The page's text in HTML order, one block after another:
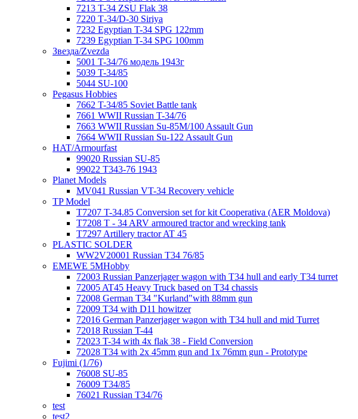
7213 T-34 ZSU Flak 38
7220 Т-34/D-30 Siriya
7232 Egyptian T-34 SPG 122mm
7239 Egyptian T-34 SPG 100mm
Звезда/Zvezda
5001 T-34/76 модель 1943г
5039 T-34/85
5044 SU-100
Pegasus Hobbies
7662 T-34/85 Soviet Battle tank
7661 WWII Russian T-34/76
7663 WWII Russian Su-85M/100 Assault Gun
7664 WWII Russian Su-122 Assault Gun
HAT/Armourfast
99020 Russian SU-85
99022 T343-76 1943
Planet Models
MV041 Russian VT-34 Recovery vehicle
TP Model
T7207 T-34.85 Conversion set for kit Cooperativa (AER Moldova)
T7208 T - 34 ARV armoured tractor and wrecking tank
T7297 Artillery tractor AT 45
PLASTIC SOLDER
WW2V20001 Russian T34 76/85
EMEWE 5MHobby
72003 Russian Panzerjager wagon with T34 hull and early T34 turret
72005 AT45 Heavy Truck based on T34 chassis
72008 German T34 "Kurland"with 88mm gun
72009 T34 with D11 howitzer
72016 German Panzerjager wagon with T34 hull and mid Turret
72018 Russian T-44
72023 T-34 with 4x flak 38 - Field Conversion
72028 T34 with 2x 45mm gun and 1x 76mm gun - Prototype
Fujimi (1/76)
76008 SU-85
76009 T34/85
76021 Russian T34/76
test
test2